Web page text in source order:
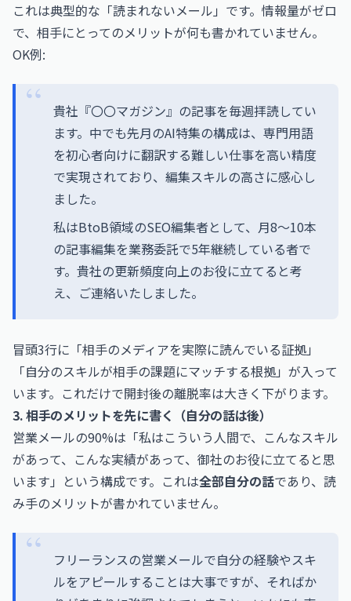
これは典型的な「読まれないメール」です。情報量がゼロ
で、相手にとってのメリットが何も書かれていません。
OK例:
貴社『〇〇マガジン』の記事を毎週拝読してい
ます。中でも先月のAI特集の構成は、専門用語
を初心者向けに翻訳する難しい仕事を高い精度
で実現されており、編集スキルの高さに感心し
ました。
私はBtoB領域のSEO編集者として、月8〜10本
の記事編集を業務委託で5年継続している者で
す。貴社の更新頻度向上のお役に立てると考
え、ご連絡いたしました。
冒頭3行に「相手のメディアを実際に読んでいる証拠」
「自分のスキルが相手の課題にマッチする根拠」が入って
います。これだけで開封後の離脱率は大きく下がります。
3. 相手のメリットを先に書く（自分の話は後）
営業メールの90%は「私はこういう人間で、こんなスキル
があって、こんな実績があって、御社のお役に立てると思
います」という構成です。これは全部自分の話であり、読
み手のメリットが書かれていません。
フリーランスの営業メールで自分の経験やスキ
ルをアピールすることは大事ですが、そればか